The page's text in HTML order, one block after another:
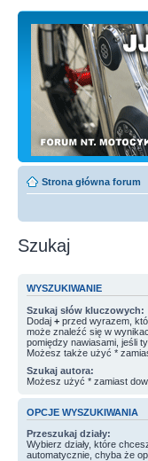
Strona główna forum
Szukaj
WYSZUKIWANIE
Szukaj słów kluczowych:
Dodaj + przed wyrazem,
może znaleźć się w
pomiędzy nawiasami, jeśli
Możesz także użyć *
Szukaj autora:
Możesz użyć * zamiast
OPCJE WYSZUKIWANIA
Przeszukaj działy:
Wybierz działy, które
automatycznie, chyba że